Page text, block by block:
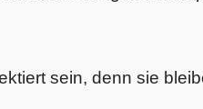
sein, denn sie